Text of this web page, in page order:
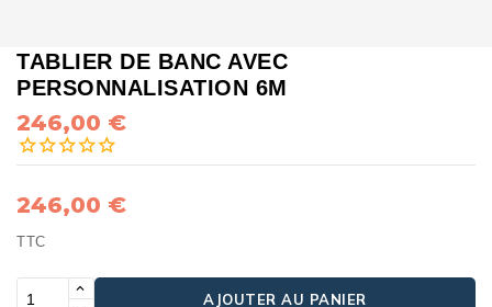
TABLIER DE BANC AVEC
PERSONNALISATION 6M
246,00 €
246,00 €
TTC
AJOUTER AU PANIER